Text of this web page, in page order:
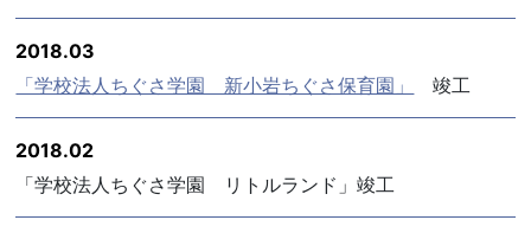
2018.03
「学校法人ちぐさ学園 新小岩ちぐさ保育園」
竣工
2018.02
「学校法人ちぐさ学園 リトルランド」竣工